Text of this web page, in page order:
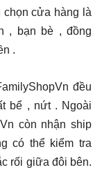
cửa hàng là
, bạn bè , đồng
.
đều
bể , nứt . Ngoài
còn nhận ship
có thể kiểm tra
rối giữa đôi bên.